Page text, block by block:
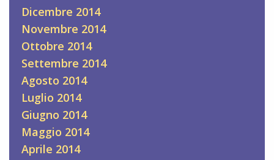
Dicembre 2014
Novembre 2014
Ottobre 2014
Settembre 2014
Agosto 2014
Luglio 2014
Giugno 2014
Maggio 2014
Aprile 2014